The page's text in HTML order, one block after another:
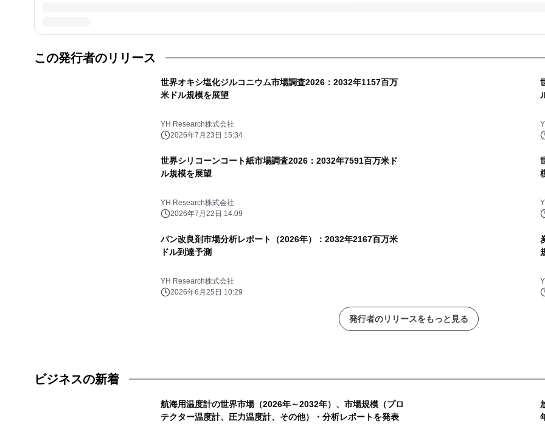
この発行者のリリース
世界オキシ塩化ジルコニウム市場調査2026：2032年1157百万
米ドル規模を展望
YH Research株式会社
2026年7月23日 15:34
世界シリコーンコート紙市場調査2026：2032年7591百万米ド
ル規模を展望
YH Research株式会社
2026年7月22日 14:09
パン改良剤市場分析レポート（2026年）：2032年2167百万米
ドル到達予測
YH Research株式会社
2026年6月25日 10:29
発行者のリリースをもっと見る
ビジネスの新着
航海用温度計の世界市場（2026年～2032年）、市場規模（プロ
テクター温度計、圧力温度計、その他）・分析レポートを発表